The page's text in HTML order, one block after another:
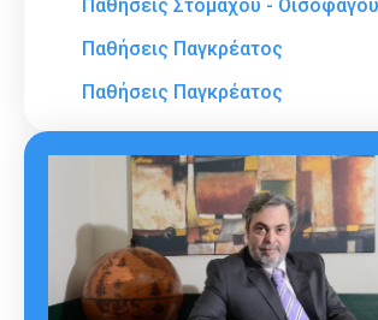
Παθήσεις Στομάχου - Οισοφάγου
Παθήσεις Παγκρέατος
Παθήσεις Παγκρέατος